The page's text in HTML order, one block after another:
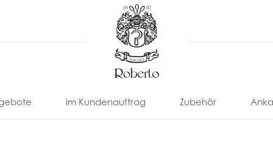
im Kundenauftrag Zubehör